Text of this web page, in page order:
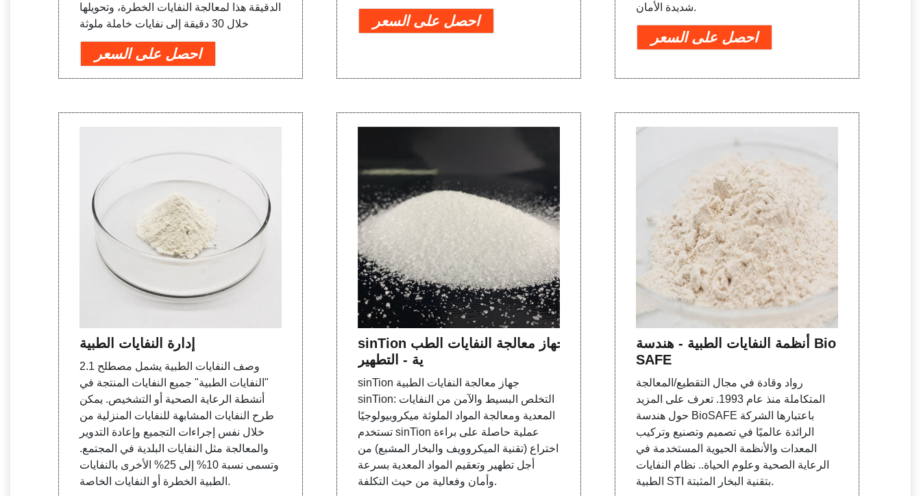
الدقيقة هذا لمعالجة النفايات الخطرة، وتحويلها
خلال 30 دقيقة إلى نفايات خاملة ملوثة
احصل على السعر
احصل على السعر
شديدة الأمان.
احصل على السعر
إدارة النفايات الطبية
2.1 وصف النفايات الطبية يشمل مصطلح
"النفايات الطبية" جميع النفايات المنتجة في
أنشطة الرعاية الصحية أو التشخيص. يمكن
طرح النفايات المشابهة للنفايات المنزلية من
خلال نفس إجراءات التجميع وإعادة التدوير
والمعالجة مثل النفايات البلدية في المجتمع.
وتسمى نسبة 10% إلى 25% الأخرى بالنفايات
الطبية الخطرة أو النفايات الخاصة.
sinTion جهاز معالجة النفايات الطب
ية - التطهير
sinTion جهاز معالجة النفايات الطبية
sinTion: التخلص البسيط والآمن من النفايات
المعدية ومعالجة المواد الملوثة ميكروبيولوجيًا
تستخدم sinTion عملية حاصلة على براءة
اختراع (تقنية الميكروويف والبخار المشبع) من
أجل تطهير وتعقيم المواد المعدية بسرعة
وأمان وفعالية من حيث التكلفة.
أنظمة النفايات الطبية - هندسة Bio
SAFE
رواد وقادة في مجال التقطيع/المعالجة
المتكاملة منذ عام 1993. تعرف على المزيد
حول هندسة BioSAFE باعتبارها الشركة
الرائدة عالميًا في تصميم وتصنيع وتركيب
المعدات والأنظمة الحيوية المستخدمة في
الرعاية الصحية وعلوم الحياة.. نظام النفايات
الطبية STI بتقنية البخار المثبتة.